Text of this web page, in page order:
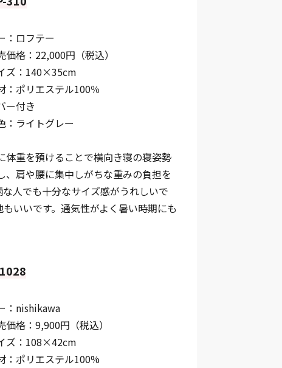
：ロフテー
価格：22,000円（税込）
ズ：140×35cm
：ポリエステル100％
ー付き
：ライトグレー
体重を預けることで横向き寝の寝姿勢
、肩や腰に集中しがちな重みの負担を
人でも十分なサイズ感がうれしいで
いいです。通気性がよく暑い時期にも
：nishikawa
価格：9,900円（税込）
ズ：108×42cm
：ポリエステル100%